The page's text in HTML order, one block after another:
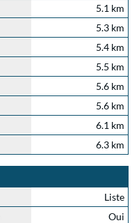
5.1 km
5.3 km
5.4 km
5.5 km
5.6 km
5.6 km
6.1 km
6.3 km
Liste
Oui